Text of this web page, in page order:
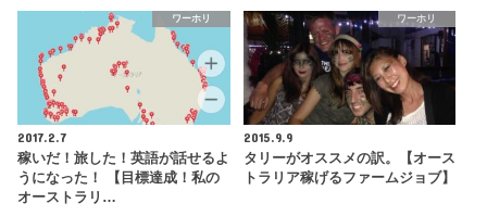
ワーホリ
2017.2.7
稼いだ！旅した！英語が話せるよ
うになった！ 【目標達成！私の
オーストラリ…
ワーホリ
2015.9.9
タリーがオススメの訳。【オース
トラリア稼げるファームジョブ】